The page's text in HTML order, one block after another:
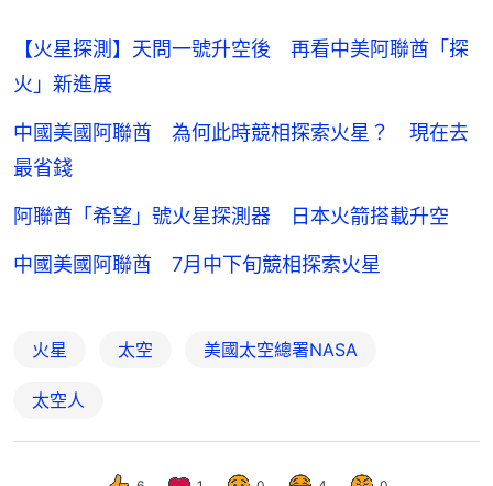
【火星探測】天問一號升空後 再看中美阿聯酋「探
火」新進展
中國美國阿聯酋 為何此時競相探索火星？ 現在去
最省錢
阿聯酋「希望」號火星探測器 日本火箭搭載升空
中國美國阿聯酋 7月中下旬競相探索火星
火星 太空 美國太空總署NASA
太空人